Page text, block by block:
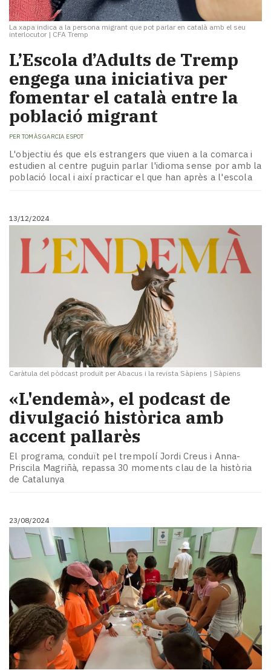
La xapa indica a la persona migrant que pot parlar en català amb el seu
interlocutor | CFA Tremp
L’Escola d’Adults de Tremp
engega una iniciativa per
fomentar el català entre la
població migrant
PER TOMÀS GARCIA ESPOT
L'objectiu és que els estrangers que viuen a la comarca i
estudien al centre puguin parlar l'idioma sense por amb la
població local i així practicar el que han après a l'escola
13/12/2024
Caràtula del pòdcast produït per Abacus i la revista Sàpiens | Sàpiens
«L'endemà», el podcast de
divulgació històrica amb
accent pallarès
El programa, conduït pel trempolí Jordi Creus i Anna-
Priscila Magriñà, repassa 30 moments clau de la història
de Catalunya
23/08/2024